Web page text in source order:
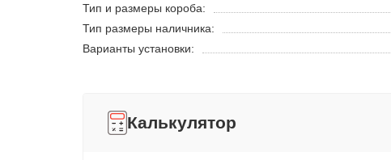
Тип и размеры короба:
Тип размеры наличника:
Варианты установки:
Калькулятор